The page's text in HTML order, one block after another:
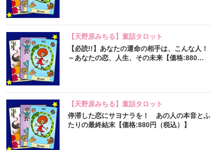
【天野原みちる】童話タロット
【必読!!】あなたの運命の相手は、こんな人！
～あなたの恋、人生、その未来【価格:880円
【天野原みちる】童話タロット
停滞した恋にサヨナラを！ あの人の本音とふ
たりの最終結末【価格:880円（税込）】